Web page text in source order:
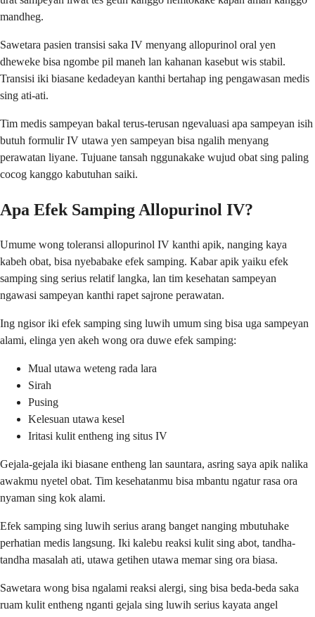
mandheg.
Sawetara pasien transisi saka IV menyang allopurinol oral yen
dheweke bisa ngombe pil maneh lan kahanan kasebut wis stabil.
Transisi iki biasane kedadeyan kanthi bertahap ing pengawasan medis
sing ati-ati.
Tim medis sampeyan bakal terus-terusan ngevaluasi apa sampeyan isih
butuh formulir IV utawa yen sampeyan bisa ngalih menyang
perawatan liyane. Tujuane tansah nggunakake wujud obat sing paling
cocog kanggo kabutuhan saiki.
Apa Efek Samping Allopurinol IV?
Umume wong toleransi allopurinol IV kanthi apik, nanging kaya
kabeh obat, bisa nyebabake efek samping. Kabar apik yaiku efek
samping sing serius relatif langka, lan tim kesehatan sampeyan
ngawasi sampeyan kanthi rapet sajrone perawatan.
Ing ngisor iki efek samping sing luwih umum sing bisa uga sampeyan
alami, elinga yen akeh wong ora duwe efek samping:
Mual utawa weteng rada lara
Sirah
Pusing
Kelesuan utawa kesel
Iritasi kulit entheng ing situs IV
Gejala-gejala iki biasane entheng lan sauntara, asring saya apik nalika
awakmu nyetel obat. Tim kesehatanmu bisa mbantu ngatur rasa ora
nyaman sing kok alami.
Efek samping sing luwih serius arang banget nanging mbutuhake
perhatian medis langsung. Iki kalebu reaksi kulit sing abot, tandha-
tandha masalah ati, utawa getihen utawa memar sing ora biasa.
Sawetara wong bisa ngalami reaksi alergi, sing bisa beda-beda saka
ruam kulit entheng nganti gejala sing luwih serius kayata angel